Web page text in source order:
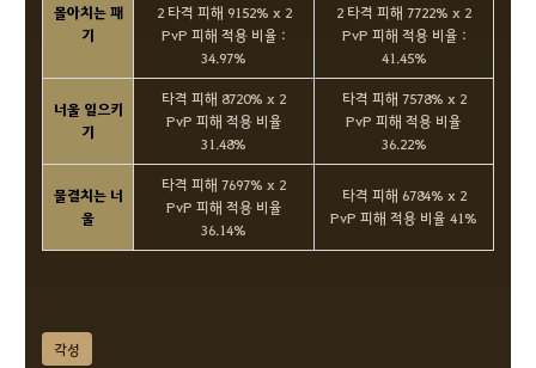
몰아치는 패
기
2 타격 피해 9152% x 2
PvP 피해 적용 비율 :
34.97%
2 타격 피해 7722% x 2
PvP 피해 적용 비율 :
41.45%
너울 일으키
기
타격 피해 8720% x 2
PvP 피해 적용 비율
31.48%
타격 피해 7578% x 2
PvP 피해 적용 비율
36.22%
물결치는 너
울
타격 피해 7697% x 2
PvP 피해 적용 비율
36.14%
타격 피해 6784% x 2
PvP 피해 적용 비율 41%
각성